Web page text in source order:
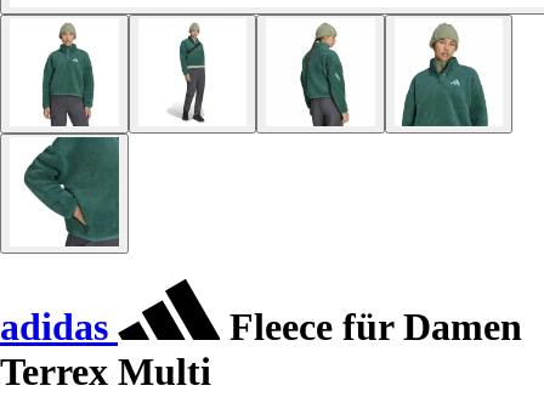
adidas
Fleece für Damen
Terrex Multi